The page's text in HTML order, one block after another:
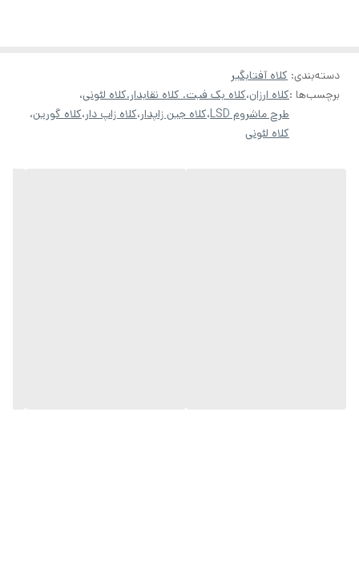
دسته‌بندی: کلاه آفتابگیر
برچسب‌ها :کلاه ارزان،کلاه بک فیت. کلاه نقابدار.کلاه لئونی،
طرح ماشروم LSD
،کلاه جین زاپدار،کلاه زاپ دار،کلاه گورین،
کلاه لئونی